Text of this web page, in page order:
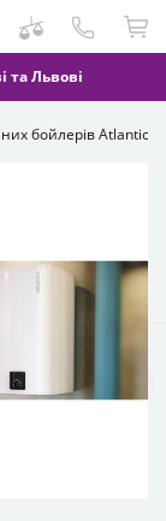
та Львові
бойлерів Atlantic